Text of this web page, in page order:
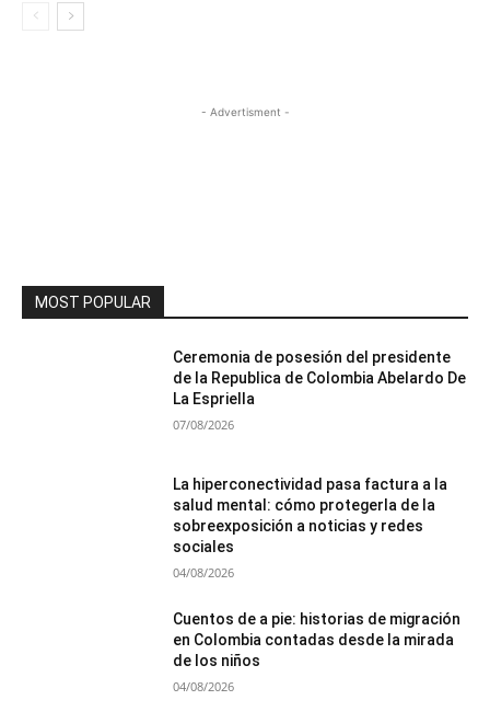
- Advertisment -
MOST POPULAR
Ceremonia de posesión del presidente
de la Republica de Colombia Abelardo De
La Espriella
07/08/2026
La hiperconectividad pasa factura a la
salud mental: cómo protegerla de la
sobreexposición a noticias y redes
sociales
04/08/2026
Cuentos de a pie: historias de migración
en Colombia contadas desde la mirada
de los niños
04/08/2026